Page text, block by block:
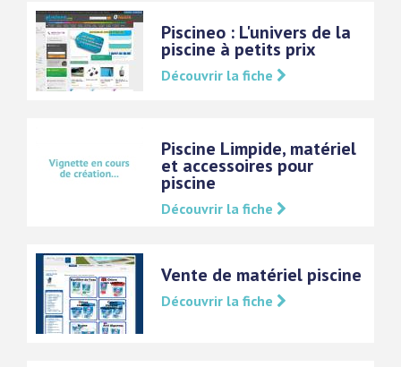
Piscineo : L'univers de la
piscine à petits prix
Découvrir la fiche
Piscine Limpide, matériel
et accessoires pour
piscine
Découvrir la fiche
Vente de matériel piscine
Découvrir la fiche